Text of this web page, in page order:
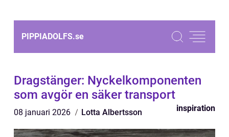
PIPPIADOLFS.se
Dragstänger: Nyckelkomponenten
som avgör en säker transport
08 januari 2026 Lotta Albertsson inspiration